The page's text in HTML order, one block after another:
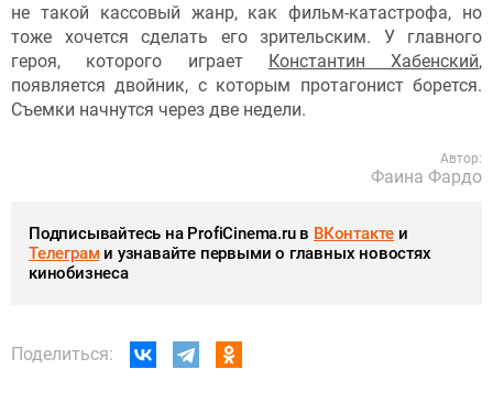
не такой кассовый жанр, как фильм-катастрофа, но
тоже хочется сделать его зрительским. У главного
героя, которого играет Константин Хабенский,
появляется двойник, с которым протагонист борется.
Съемки начнутся через две недели.
Автор:
Фаина Фардо
Подписывайтесь на ProfiCinema.ru в ВКонтакте и
Телеграми узнавайте первыми о главных новостях
кинобизнеса
Поделиться: